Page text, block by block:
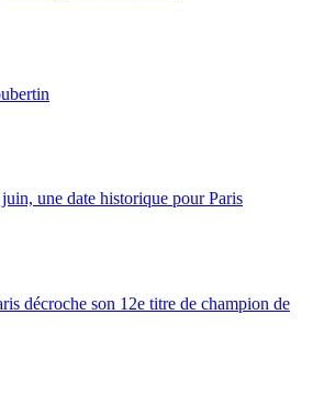
une date historique pour Paris
décroche son 12e titre de champion de